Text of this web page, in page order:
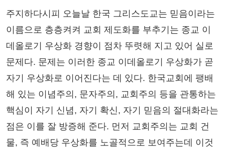
주지하다시피 오늘날 한국 그리스도교는 믿음이라는
이름으로 층층켜켜 교회 제도화를 부추기는 종교 이
데올로기 우상화 경향이 점차 뚜렷해 지고 있어 실로
문제다. 문제는 이러한 종교 이데올로기 우상화가 곧
자기 우상화로 이어진다는 데 있다. 한국교회에 팽배
해 있는 이념주의, 문자주의, 교회주의 등을 관통하는
핵심이 자기 신념, 자기 확신, 자기 믿음의 절대화라는
점은 이를 잘 방증해 준다. 먼저 교회주의는 교회 건
물, 즉 예배당 우상화를 노골적으로 보여주는데 이것